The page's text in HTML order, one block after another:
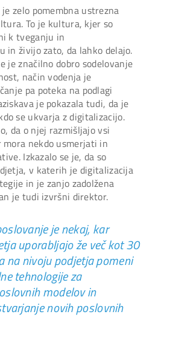
zelo pomembna ustrezna
To je kultura, kjer so
k tveganju in
in živijo zato, da lahko delajo.
je značilno dobro sodelovanje
način vodenja je
pa poteka na podlagi
je pokazala tudi, da je
se ukvarja z digitalizacijo.
da o njej razmišljajo vsi
mora nekdo usmerjati in
Izkazalo se je, da so
v katerih je digitalizacija
in je zanjo zadolžena
je tudi izvršni direktor.
je nekaj, kar
uporabljajo že več kot 30
na nivoju podjetja pomeni
tehnologije za
modelov in
novih poslovnih